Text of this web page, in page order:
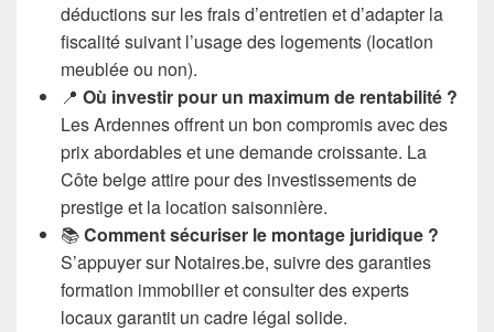
déductions sur les frais d’entretien et d’adapter la
fiscalité suivant l’usage des logements (location
meublée ou non).
📍 Où investir pour un maximum de rentabilité ?
Les Ardennes offrent un bon compromis avec des
prix abordables et une demande croissante. La
Côte belge attire pour des investissements de
prestige et la location saisonnière.
📚Comment sécuriser le montage juridique ?
S’appuyer sur Notaires.be, suivre des garanties
formation immobilier et consulter des experts
locaux garantit un cadre légal solide.